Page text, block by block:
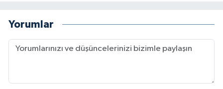
Yorumlar